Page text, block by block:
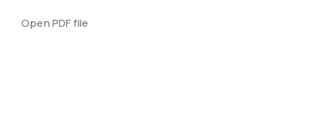
Open PDF file